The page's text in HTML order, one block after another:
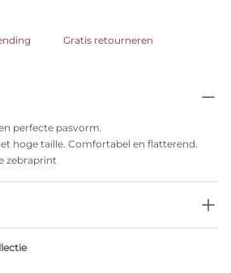
Gratis retourneren
perfecte pasvorm.
hoge taille. Comfortabel en flatterend.
zebraprint